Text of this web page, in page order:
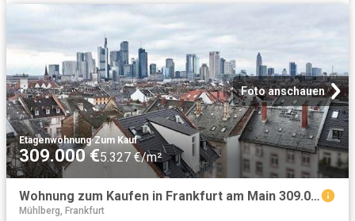
Foto anschauen
Etagenwohnung·Zum Kauf
309.000 €5.327 €/m²
Wohnung zum Kaufen in Frankfurt am Main 309.000,00 EUR 58 m²
Mühlberg, Frankfurt